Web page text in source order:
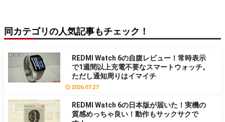
同カテゴリの人気記事もチェック！
REDMI Watch 6の自腹レビュー！常時表示
で1週間以上充電不要なスマートウォッチ。
ただし通知周りはイマイチ
2026.07.27
REDMI Watch 6の日本版が届いた！実機の
質感めっちゃ良い！動作もサックサクで